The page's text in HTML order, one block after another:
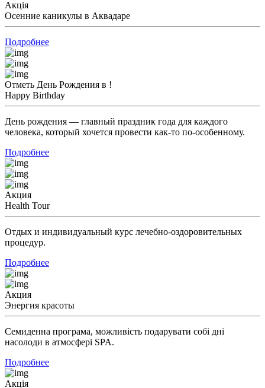
Акція
Осенние каникулы в Аквадаре
Подробнее
Отметь День Рождения в !
Happy Birthday
День рождения — главный праздник года для каждого
человека, который хочется провести как-то по-особенному.
Подробнее
Акция
Health Tour
Отдых и индивидуальный курс лечебно-оздоровительных
процедур.
Подробнее
Акция
Энергия красоты
Семиденна програма, можливість подарувати собі дні
насолоди в атмосфері SPA.
Подробнее
Акція